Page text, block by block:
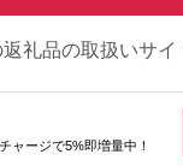
返礼品の取扱いサイ
ャージで5%即増量中！